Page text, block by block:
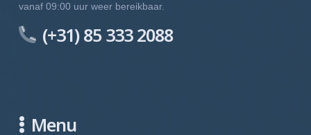
vanaf 09:00 uur weer bereikbaar.
(+31) 85 333 2088
Menu